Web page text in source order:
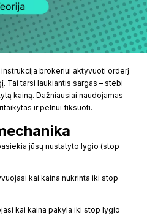
brokeriui aktyvuoti orderį
Tai tarsi laukiantis sargas – stebi
kainą. Dažniausiai naudojamas
ir pelnui fiksuoti.
jūsų nustatyto lygio (stop
kai kaina nukrinta iki stop
kai kaina pakyla iki stop lygio